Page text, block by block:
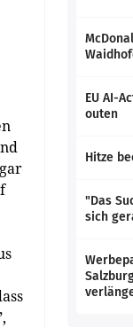
EU AI-
outen
Hitze
"Das
sich